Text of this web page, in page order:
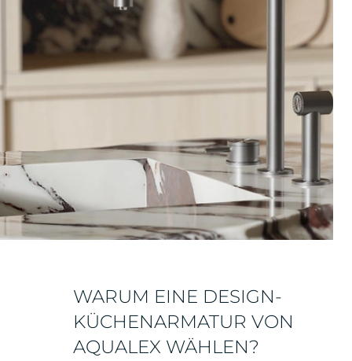
WARUM EINE DESIGN-
KÜCHENARMATUR VON
AQUALEX WÄHLEN?